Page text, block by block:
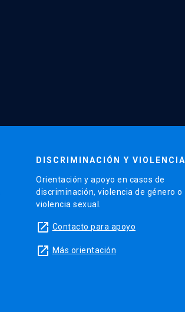
DISCRIMINACIÓN Y VIOLENCIA
Orientación y apoyo en casos de
discriminación, violencia de género o
violencia sexual.
launch Contacto para apoyo
launch Más orientación